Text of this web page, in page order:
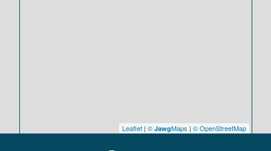
Leaflet | © JawgMaps | © OpenStreetMap